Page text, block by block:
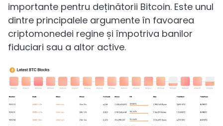
importante pentru deținătorii Bitcoin. Este unul
dintre principalele argumente în favoarea
criptomonedei regine și împotriva banilor
fiduciari sau a altor active.